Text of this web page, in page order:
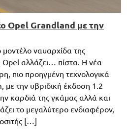
Opel Grandland με την
ναυαρχίδα της
Opel αλλάζει… πίστα. Η νέα
πιο προηγμένη τεχνολογικά
με την υβριδική έκδοση 1.2
καρδιά της γκάμας αλλά και
το μεγαλύτερο ενδιαφέρον,
[…]